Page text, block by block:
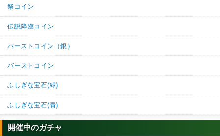
祭コイン
伝説降臨コイン
バーストコイン（銀）
バーストコイン
ふしぎな宝石(緑)
ふしぎな宝石(青)
開催中のガチャ